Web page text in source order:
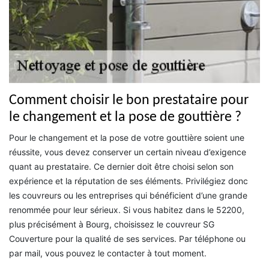
Comment choisir le bon prestataire pour
le changement et la pose de gouttière ?
Pour le changement et la pose de votre gouttière soient une
réussite, vous devez conserver un certain niveau d’exigence
quant au prestataire. Ce dernier doit être choisi selon son
expérience et la réputation de ses éléments. Privilégiez donc
les couvreurs ou les entreprises qui bénéficient d’une grande
renommée pour leur sérieux. Si vous habitez dans le 52200,
plus précisément à Bourg, choisissez le couvreur SG
Couverture pour la qualité de ses services. Par téléphone ou
par mail, vous pouvez le contacter à tout moment.